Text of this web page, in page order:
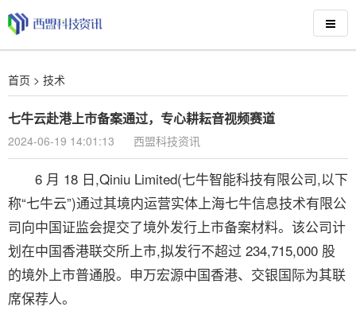
首页 > 技术
七牛云赴港上市备案通过，专心耕耘音视频赛道
2024-06-19 14:01:13 西盟科技资讯
6 月 18 日,Qiniu Limited(七牛智能科技有限公司,以下
称“七牛云”)通过其境内运营实体上海七牛信息技术有限公
司向中国证监会提交了境外发行上市备案材料。该公司计
划在中国香港联交所上市,拟发行不超过 234,715,000 股
的境外上市普通股。申万宏源中国香港、交银国际为其联
席保荐人。